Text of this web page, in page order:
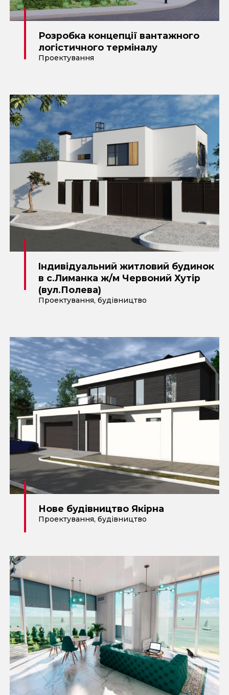
Розробка концепції вантажного
логістичного терміналу
Проектування
Iндивiдуальний житловий будинок
в с.Лиманка ж/м Червоний Хутiр
(вул.Полева)
Проектування, будівництво
Нове будівництво Якірна
Проектування, будівництво